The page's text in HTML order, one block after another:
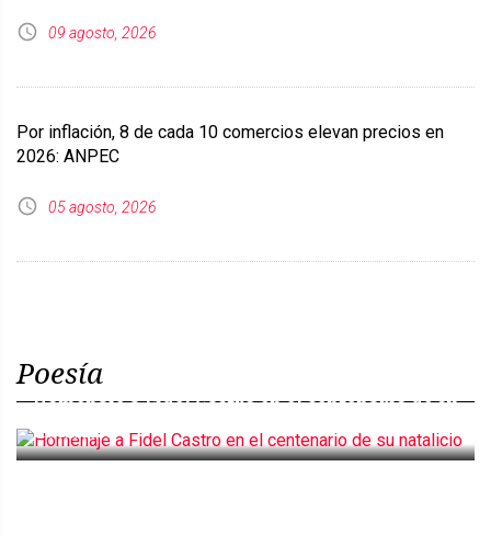
09 agosto, 2026
Por inflación, 8 de cada 10 comercios elevan precios en
2026: ANPEC
05 agosto, 2026
Poesía
Homenaje a Fidel Castro en el centenario de su
natalicio